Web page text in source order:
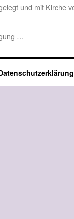
und mit Kirche
…